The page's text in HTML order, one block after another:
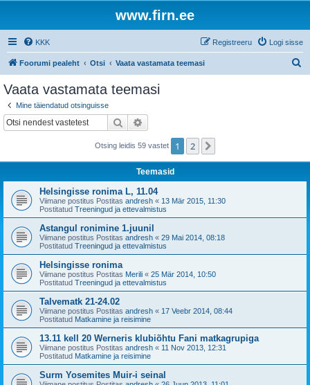
www.firn.ee
KKK Logi sisse
Registreeru
Foorumi pealeht Otsi Vaata vastamata teemasi
Vaata vastamata teemasi
Mine täiendatud otsinguisse
Otsi
Otsing leidis 59 vastet 1 2
Teemasid
Helsingisse ronima L, 11.04
Viimane postitus Postitas andresh « 13 Mär 2015, 11:30
Postitatud Treeningud ja ettevalmistus
Astangul ronimine 1.juunil
Viimane postitus Postitas andresh « 29 Mai 2014, 08:18
Postitatud Treeningud ja ettevalmistus
Helsingisse ronima
Viimane postitus Postitas Merili « 25 Mär 2014, 10:50
Postitatud Treeningud ja ettevalmistus
Talvematk 21-24.02
Viimane postitus Postitas andresh « 17 Veebr 2014, 08:44
Postitatud Matkamine ja reisimine
13.11 kell 20 Werneris klubiõhtu Fani matkagrupiga
Viimane postitus Postitas andresh « 11 Nov 2013, 12:31
Postitatud Matkamine ja reisimine
Surm Yosemites Muir-i seinal